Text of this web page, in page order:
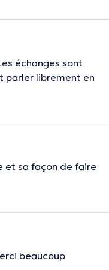
échanges sont
parler librement en
et sa façon de faire
beaucoup